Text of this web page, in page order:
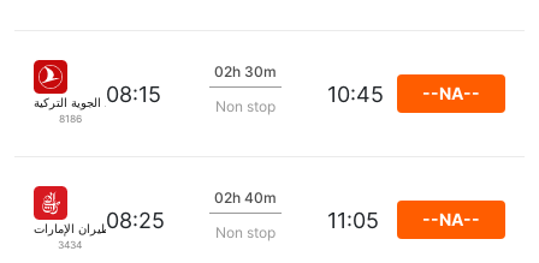
الخطوط الجوية التركية
8186
08:15
02h 30m
Non stop
10:45 --NA--
طيران الإمارات
3434
08:25
02h 40m
Non stop
11:05 --NA--